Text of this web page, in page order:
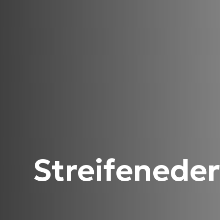
Streifeneder